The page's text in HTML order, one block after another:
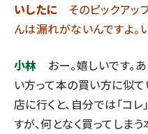
いしたにそのピックアップ
んは漏れがないんですよ。
小林 おー。嬉しいです。
い方って本の買い方に似て
店に行くと、自分では「コ
すが、何となく買ってしま